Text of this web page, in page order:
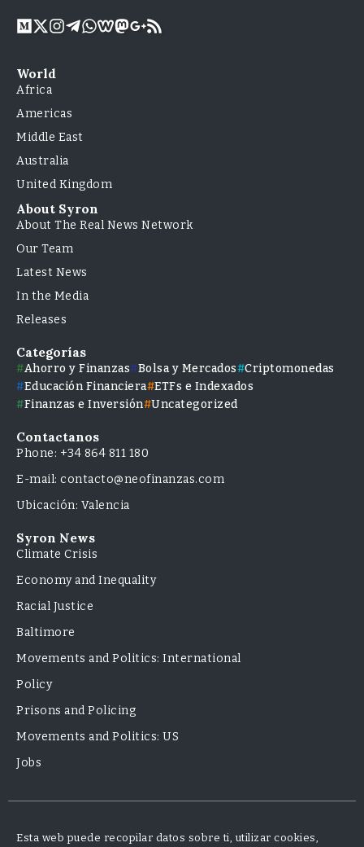
World
Africa
Americas
Middle East
Australia
United Kingdom
About Syron
About The Real News Network
Our Team
Latest News
In the Media
Releases
Categorías
Ahorro y Finanzas Bolsa y Mercados
Criptomonedas
Educación Financiera ETFs e Indexados
Finanzas e Inversión Uncategorized
Contactanos
Phone: +34 864 811 180
E-mail: contacto@neofinanzas.com
Ubicación: Valencia
Syron News
Climate Crisis
Economy and Inequality
Racial Justice
Baltimore
Movements and Politics: International
Policy
Prisons and Policing
Movements and Politics: US
Jobs
Esta web puede recopilar datos sobre ti, utilizar cookies,